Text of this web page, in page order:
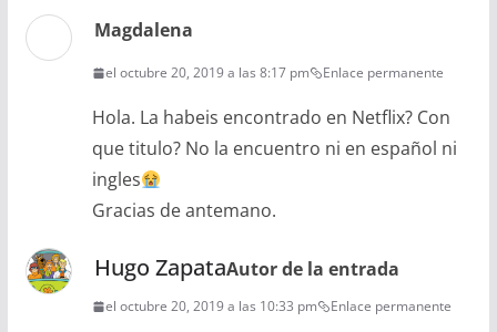
Magdalena
el octubre 20, 2019 a las 8:17 pm Enlace permanente
Hola. La habeis encontrado en Netflix? Con
que titulo? No la encuentro ni en español ni
ingles
Gracias de antemano.
Hugo ZapataAutor de la entrada
el octubre 20, 2019 a las 10:33 pm Enlace permanente